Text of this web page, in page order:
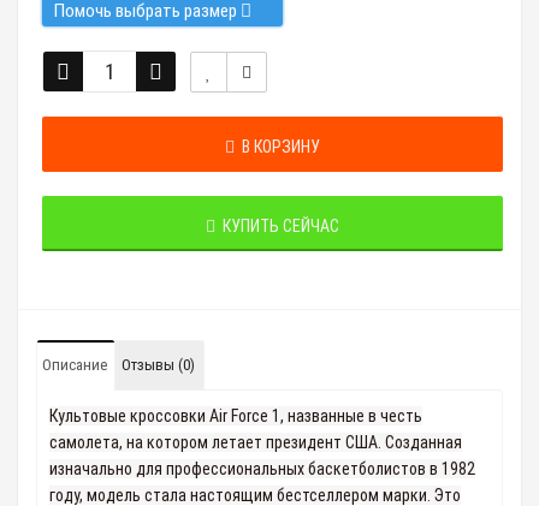
Помочь выбрать размер
В КОРЗИНУ
КУПИТЬ СЕЙЧАС
Описание Отзывы (0)
Культовые кроссовки Air Force 1, названные в честь
самолета, на котором летает президент США. Созданная
изначально для профессиональных баскетболистов в 1982
году, модель стала настоящим бестселлером марки. Это